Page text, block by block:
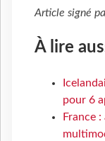
Article signé
À lire
pour 6
France